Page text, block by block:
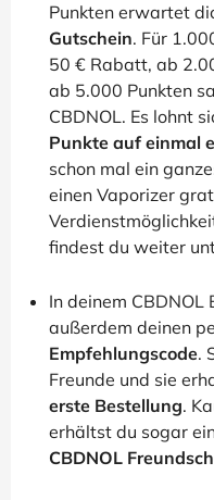
Punkten erwartet
Gutschein. Für
50 € Rabatt, ab
ab 5.000 Punkten
CBDNOL. Es lohnt
Punkte auf einmal
schon mal ein
einen Vaporizer
findest du weiter
In deinem
außerdem deinen
Empfehlungscode.
Freunde und sie
erste Bestellung.
erhältst du sogar
CBDNOL